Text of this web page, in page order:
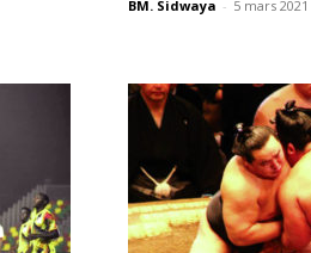
BM. Sidwaya - 5 mars 2021